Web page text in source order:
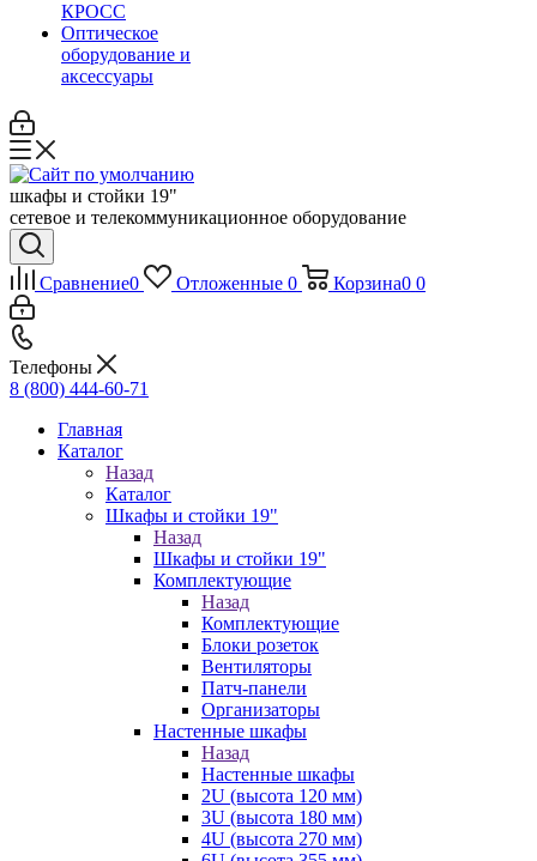
КРОСС
Оптическое
оборудование и
аксессуары
шкафы и стойки 19"
сетевое и телекоммуникационное оборудование
Сравнение0 Отложенные 0 Корзина0 0
Телефоны
8 (800) 444-60-71
Главная
Каталог
Назад
Каталог
Шкафы и стойки 19"
Назад
Шкафы и стойки 19"
Комплектующие
Назад
Комплектующие
Блоки розеток
Вентиляторы
Патч-панели
Организаторы
Настенные шкафы
Назад
Настенные шкафы
2U (высота 120 мм)
3U (высота 180 мм)
4U (высота 270 мм)